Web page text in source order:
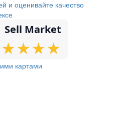
Sell Market
★
★★
★★
★★
★